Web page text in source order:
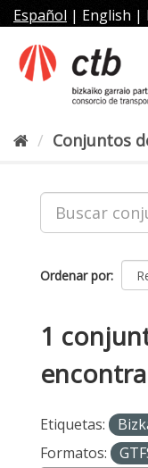
al
contenido
Español | English |
Conjuntos
Ordenar por
1
Etiquetas:
Formatos: